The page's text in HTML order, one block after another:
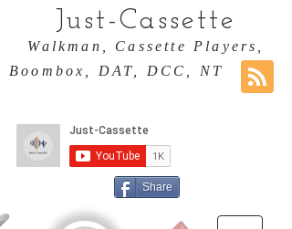
Just-Cassette
Walkman, Cassette Players,
Boombox, DAT, DCC, NT
Share